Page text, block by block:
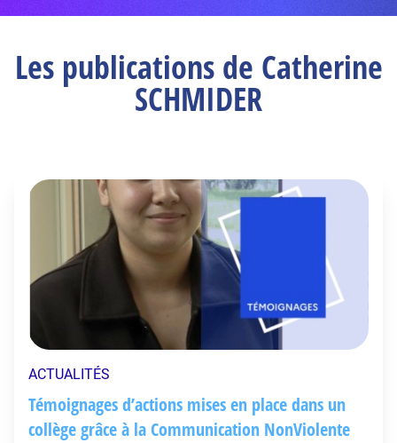
Les publications de Catherine
SCHMIDER
ACTUALITÉS
Témoignages d’actions mises en place dans un
collège grâce à la Communication NonViolente